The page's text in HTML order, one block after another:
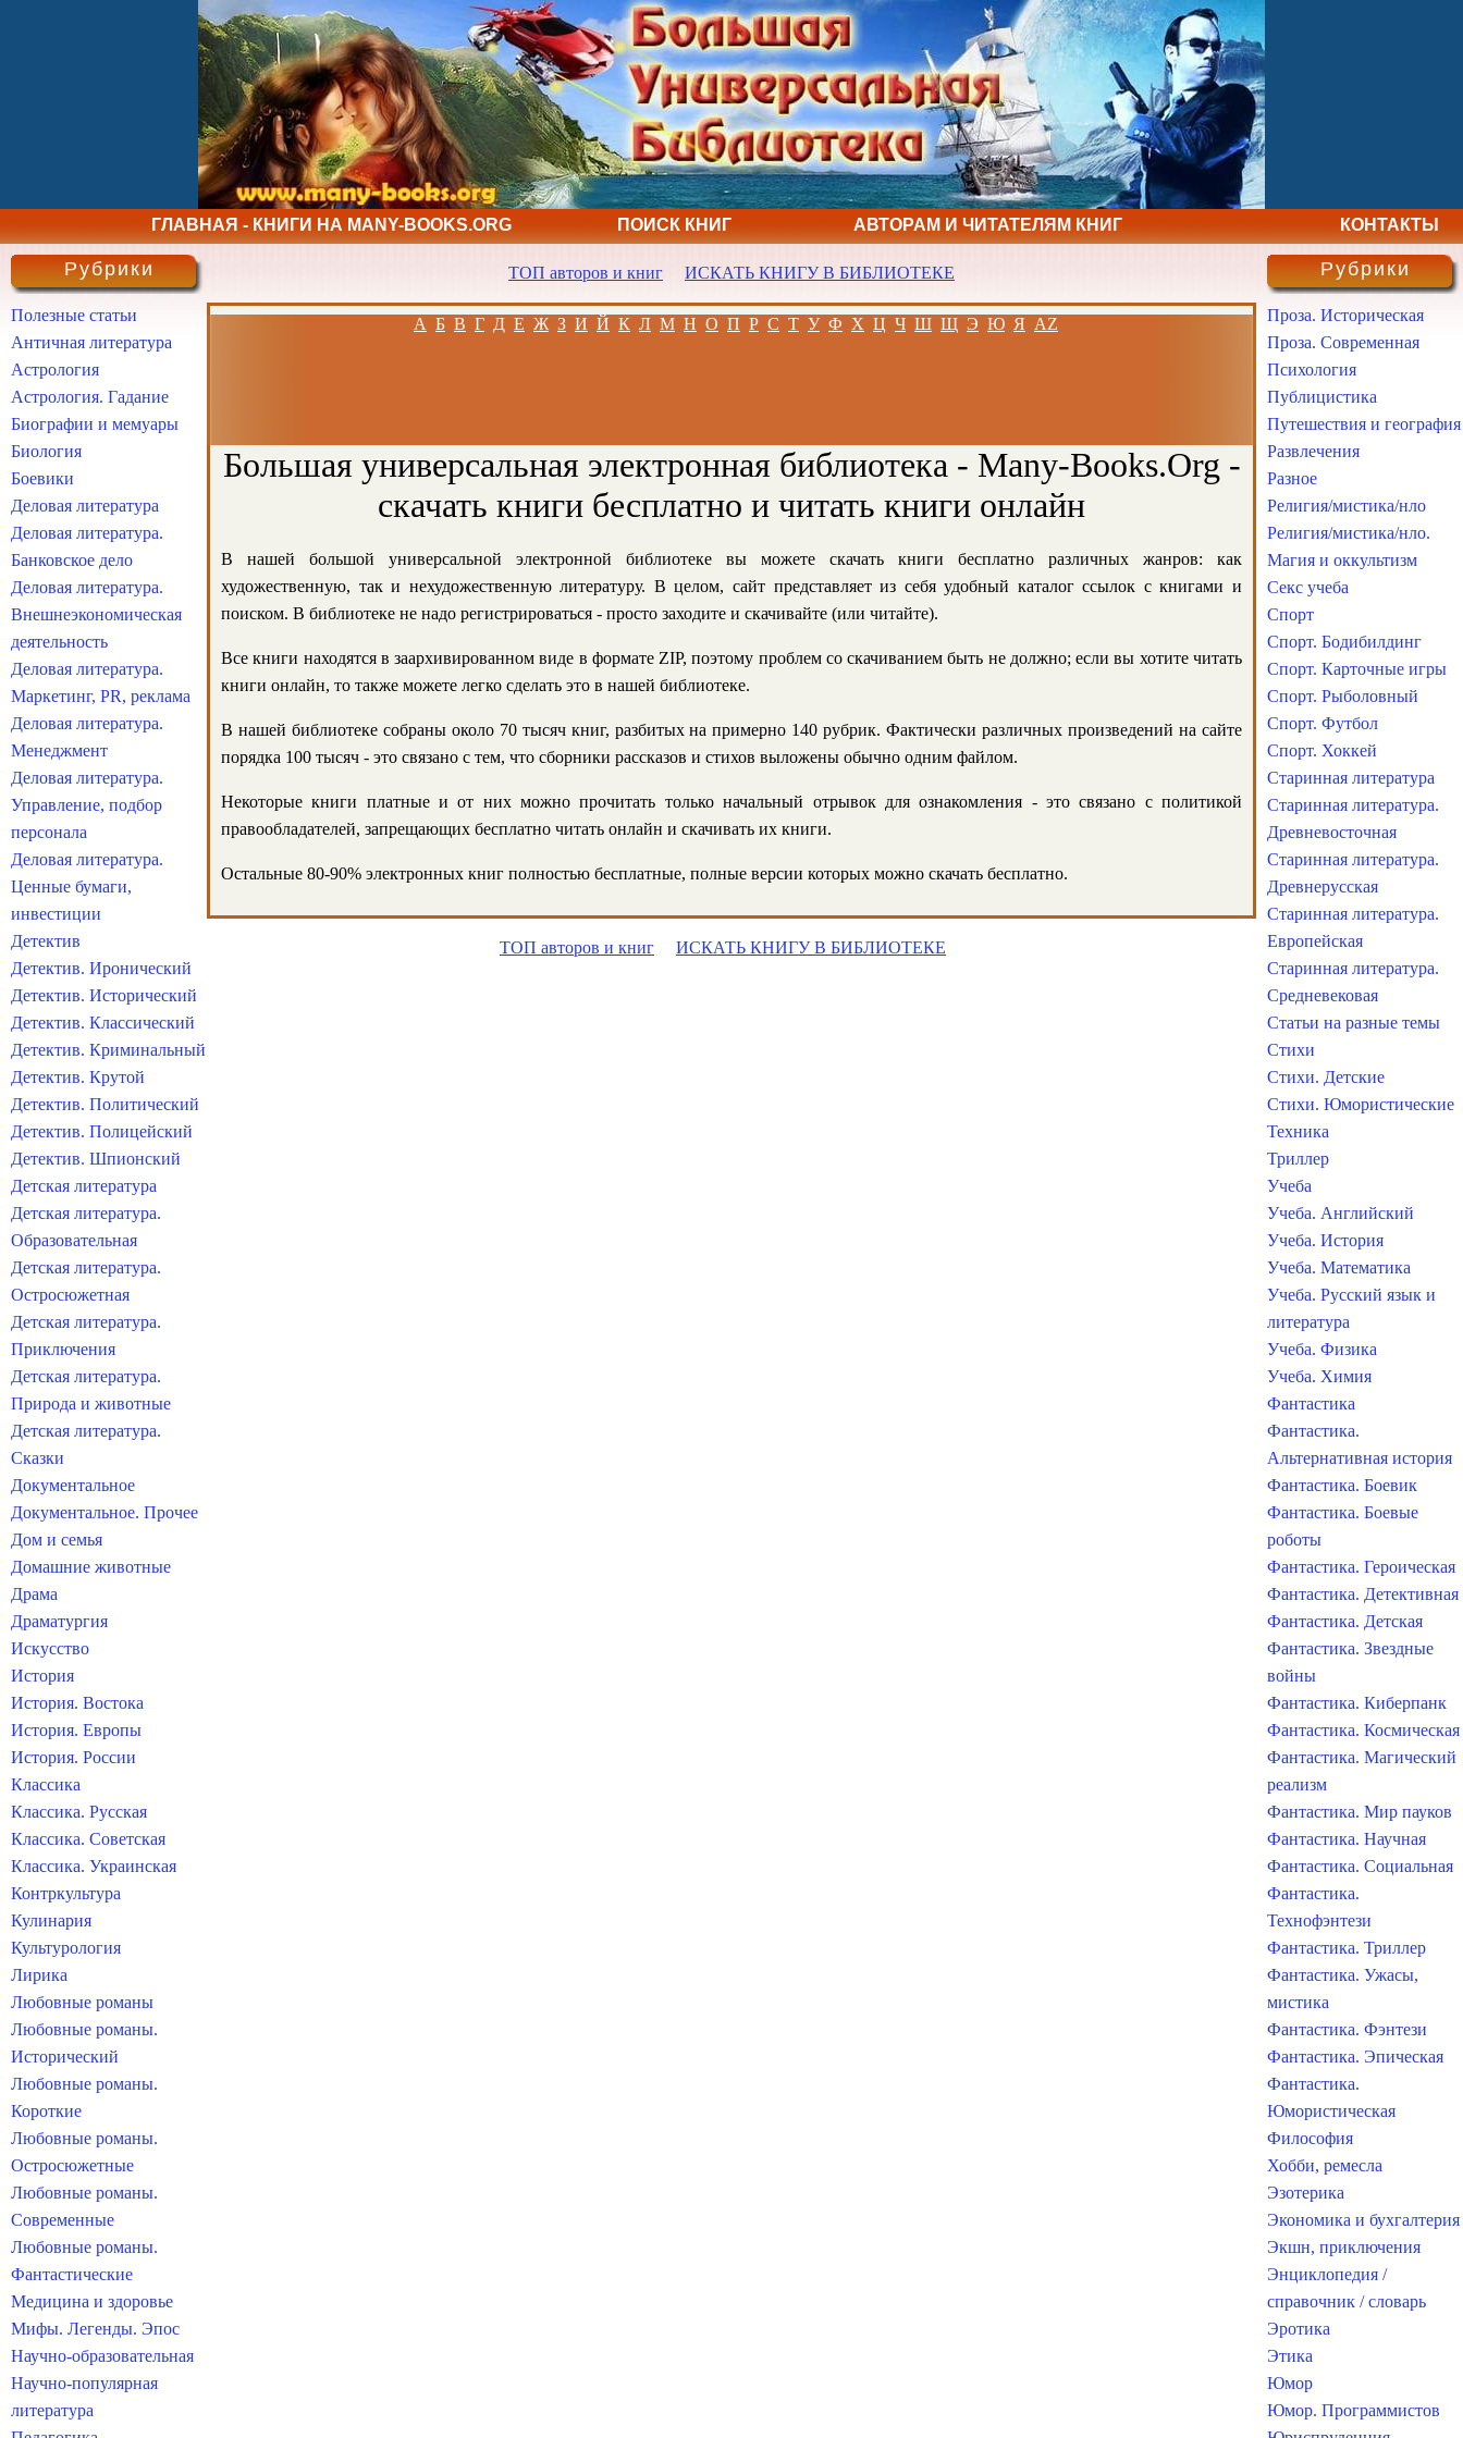
ГЛАВНАЯ - КНИГИ НА MANY-BOOKS.ORG ПОИСК КНИГ АВТОРАМ И ЧИТАТЕЛЯМ КНИГ КОНТАКТЫ
ТОП авторов и книг ИСКАТЬ КНИГУ В БИБЛИОТЕКЕ
А Б В Г Д Е Ж З И Й К Л М Н О П Р С Т У Ф Х Ц Ч Ш Щ Э Ю Я AZ
Большая универсальная электронная библиотека - Many-Books.Org -
скачать книги бесплатно и читать книги онлайн
В нашей большой универсальной электронной библиотеке вы можете скачать книги бесплатно различных жанров: как
художественную, так и нехудожественную литературу. В целом, сайт представляет из себя удобный каталог ссылок с книгами и
поиском. В библиотеке не надо регистрироваться - просто заходите и скачивайте (или читайте).
Все книги находятся в заархивированном виде в формате ZIP, поэтому проблем со скачиванием быть не должно; если вы хотите читать
книги онлайн, то также можете легко сделать это в нашей библиотеке.
В нашей библиотеке собраны около 70 тысяч книг, разбитых на примерно 140 рубрик. Фактически различных произведений на сайте
порядка 100 тысяч - это связано с тем, что сборники рассказов и стихов выложены обычно одним файлом.
Некоторые книги платные и от них можно прочитать только начальный отрывок для ознакомления - это связано с политикой
правообладателей, запрещающих бесплатно читать онлайн и скачивать их книги.
Остальные 80-90% электронных книг полностью бесплатные, полные версии которых можно скачать бесплатно.
ТОП авторов и книг ИСКАТЬ КНИГУ В БИБЛИОТЕКЕ
Рубрики
Полезные статьи
Античная литература
Астрология
Астрология. Гадание
Биографии и мемуары
Биология
Боевики
Деловая литература
Деловая литература.
Банковское дело
Деловая литература.
Внешнеэкономическая
деятельность
Деловая литература.
Маркетинг, PR, реклама
Деловая литература.
Менеджмент
Деловая литература.
Управление, подбор
персонала
Деловая литература.
Ценные бумаги,
инвестиции
Детектив
Детектив. Иронический
Детектив. Исторический
Детектив. Классический
Детектив. Криминальный
Детектив. Крутой
Детектив. Политический
Детектив. Полицейский
Детектив. Шпионский
Детская литература
Детская литература.
Образовательная
Детская литература.
Остросюжетная
Детская литература.
Приключения
Детская литература.
Природа и животные
Детская литература.
Сказки
Документальное
Документальное. Прочее
Дом и семья
Домашние животные
Драма
Драматургия
Искусство
История
История. Востока
История. Европы
История. России
Классика
Классика. Русская
Классика. Советская
Классика. Украинская
Контркультура
Кулинария
Культурология
Лирика
Любовные романы
Любовные романы.
Исторический
Любовные романы.
Короткие
Любовные романы.
Остросюжетные
Любовные романы.
Современные
Любовные романы.
Фантастические
Медицина и здоровье
Мифы. Легенды. Эпос
Научно-образовательная
Научно-популярная
литература
Рубрики
Проза. Историческая
Проза. Современная
Психология
Публицистика
Путешествия и география
Развлечения
Разное
Религия/мистика/нло
Религия/мистика/нло.
Магия и оккультизм
Секс учеба
Спорт
Спорт. Бодибилдинг
Спорт. Карточные игры
Спорт. Рыболовный
Спорт. Футбол
Спорт. Хоккей
Старинная литература
Старинная литература.
Древневосточная
Старинная литература.
Древнерусская
Старинная литература.
Европейская
Старинная литература.
Средневековая
Статьи на разные темы
Стихи
Стихи. Детские
Стихи. Юмористические
Техника
Триллер
Учеба
Учеба. Английский
Учеба. История
Учеба. Математика
Учеба. Русский язык и
литература
Учеба. Физика
Учеба. Химия
Фантастика
Фантастика.
Альтернативная история
Фантастика. Боевик
Фантастика. Боевые
роботы
Фантастика. Героическая
Фантастика. Детективная
Фантастика. Детская
Фантастика. Звездные
войны
Фантастика. Киберпанк
Фантастика. Космическая
Фантастика. Магический
реализм
Фантастика. Мир пауков
Фантастика. Научная
Фантастика. Социальная
Фантастика.
Технофэнтези
Фантастика. Триллер
Фантастика. Ужасы,
мистика
Фантастика. Фэнтези
Фантастика. Эпическая
Фантастика.
Юмористическая
Философия
Хобби, ремесла
Эзотерика
Экономика и бухгалтерия
Экшн, приключения
Энциклопедия /
справочник / словарь
Эротика
Этика
Юмор
Юмор. Программистов